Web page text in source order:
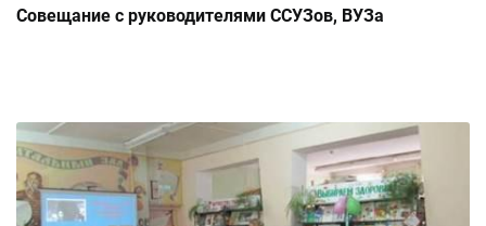
Совещание с руководителями ССУЗов, ВУЗа